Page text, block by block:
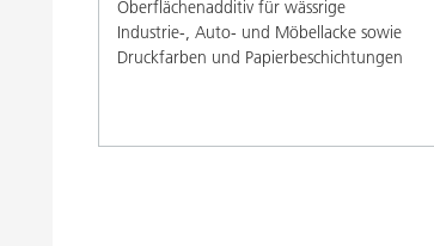
Oberflächenadditiv für wässrige
Industrie-, Auto- und Möbellacke sowie
Druckfarben und Papierbeschichtungen